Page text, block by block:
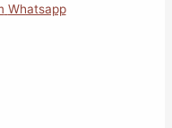
Whatsapp